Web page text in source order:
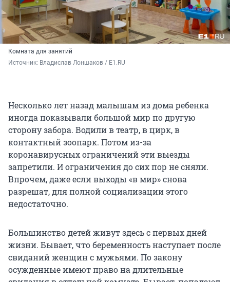
Комната для занятий
Источник: Владислав Лоншаков / E1.RU
Несколько лет назад малышам из дома ребенка
иногда показывали большой мир по другую
сторону забора. Водили в театр, в цирк, в
контактный зоопарк. Потом из-за
коронавирусных ограничений эти выезды
запретили. И ограничения до сих пор не сняли.
Впрочем, даже если выходы «в мир» снова
разрешат, для полной социализации этого
недостаточно.
Большинство детей живут здесь с первых дней
жизни. Бывает, что беременность наступает после
свиданий женщин с мужьями. По закону
осужденные имеют право на длительные